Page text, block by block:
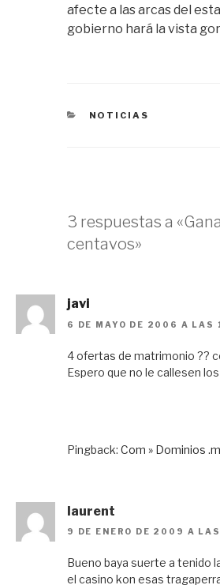
afecte a las arcas del
gobierno hará la vista
CATEGORÍAS
NOTICIAS
3 respuestas a
centavos»
javi
6 DE MAYO DE 2006 A LAS
4 ofertas de matrimonio ??
Espero que no le callesen
Pingback: Com » Dominios
laurent
9 DE ENERO DE 2009 A
Bueno baya suerte a tenido
el casino kon esas